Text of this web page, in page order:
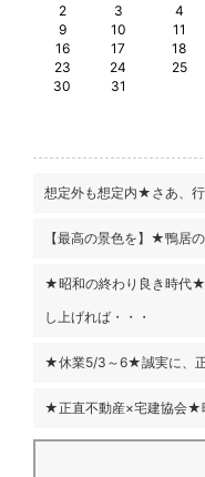
2
3 4
9
10 11
16
17 18
23
24 25
30
31
想定外も想定内★さあ、行
【最高の景色を】★鴨居
★昭和の終わり良き時代
し上げれば・・・
★休業5/3～6★誠実に、
★正直不動産×宅建協会★